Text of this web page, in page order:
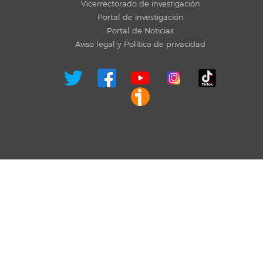
Vicerrectorado de investigación
Portal de investigación
Portal de Noticias
Aviso legal y Política de privacidad